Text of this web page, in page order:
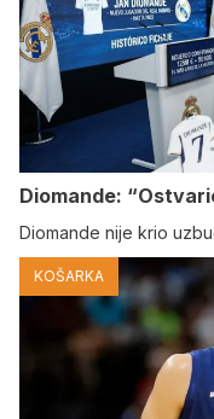
Diomande:
Diomande nije krio
KOŠARKA